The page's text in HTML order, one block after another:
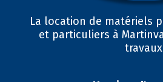
La location de matériels
et particuliers à
travaux